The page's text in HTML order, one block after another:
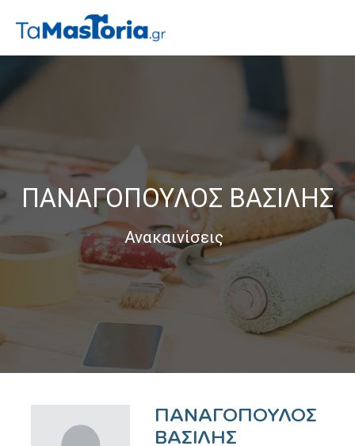
ΠΑΝΑΓΟΠΟΥΛΟΣ ΒΑΣΙΛΗΣ
Ανακαινίσεις
ΠΑΝΑΓΟΠΟΥΛΟΣ
ΒΑΣΙΛΗΣ